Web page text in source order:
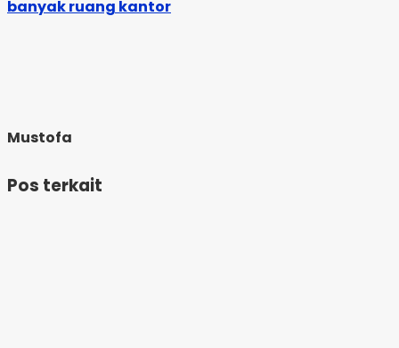
banyak ruang kantor
Mustofa
Pos terkait